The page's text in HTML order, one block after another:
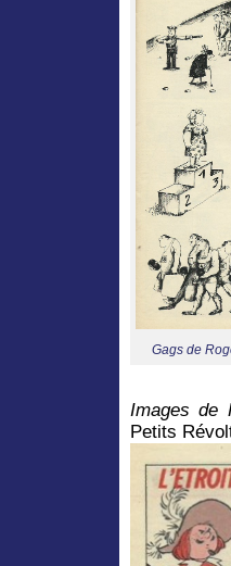
Gags de
Images de
Petits